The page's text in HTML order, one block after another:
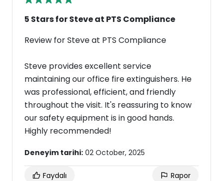
5 Stars for Steve at PTS Compliance
Review for Steve at PTS Compliance
Steve provides excellent service
maintaining our office fire extinguishers. He
was professional, efficient, and friendly
throughout the visit. It's reassuring to know
our safety equipment is in good hands.
Highly recommended!
Deneyim tarihi: 02 October, 2025
Faydalı Rapor